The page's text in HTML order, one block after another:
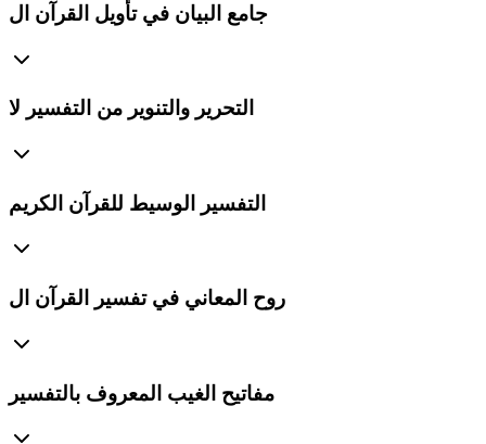
جامع البيان في تأويل القرآن ال
التحرير والتنوير من التفسير لا
التفسير الوسيط للقرآن الكريم
روح المعاني في تفسير القرآن ال
مفاتيح الغيب المعروف بالتفسير